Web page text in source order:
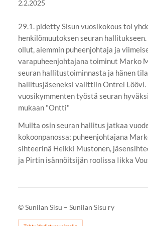
2.2.2025
29.1. pidetty Sisun vuosikokous toi
henkilömuutoksen seuran
ollut, aiemmin puheenjohtaja ja
varapuheenjohtajana toiminut Marko
seuran hallitustoiminnasta ja hänen
hallitusjäseneksi valittiin Ontrei Löövi.
vuosikymmenten työstä seuran
mukaan "Ontti"
Muilta osin seuran hallitus jatkaa
kokoonpanossa; puheenjohtajana
sihteerinä Heikki Mustonen,
ja Pirtin isännöitsijän roolissa Iikka
©Sunilan Sisu – Sunilan Sisu ry